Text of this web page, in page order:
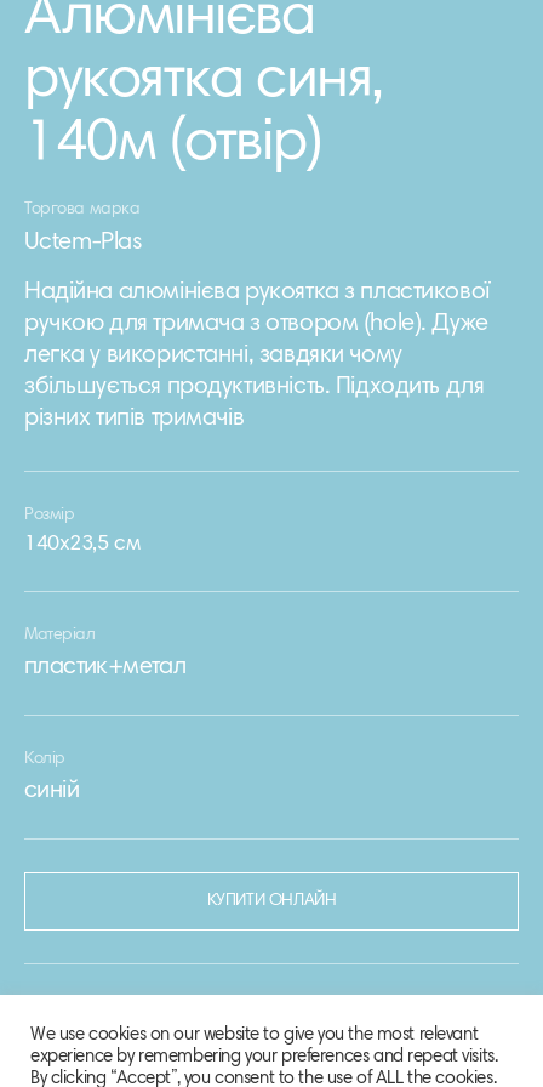
Алюмінієва
рукоятка синя,
140м (отвір)
Торгова марка
Uctem-Plas
Надійна алюмінієва рукоятка з пластикової
ручкою для тримача з отвором (hole). Дуже
легка у використанні, завдяки чому
збільшується продуктивність. Підходить для
різних типів тримачів
Розмір
140х23,5 см
Матеріал
пластик+метал
Колір
синій
КУПИТИ ОНЛАЙН
We use cookies on our website to give you the most relevant
experience by remembering your preferences and repeat visits.
By clicking “Accept”, you consent to the use of ALL the cookies.